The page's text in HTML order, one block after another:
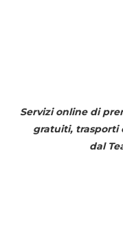
Servizi online di
gratuiti, trasporti
dal